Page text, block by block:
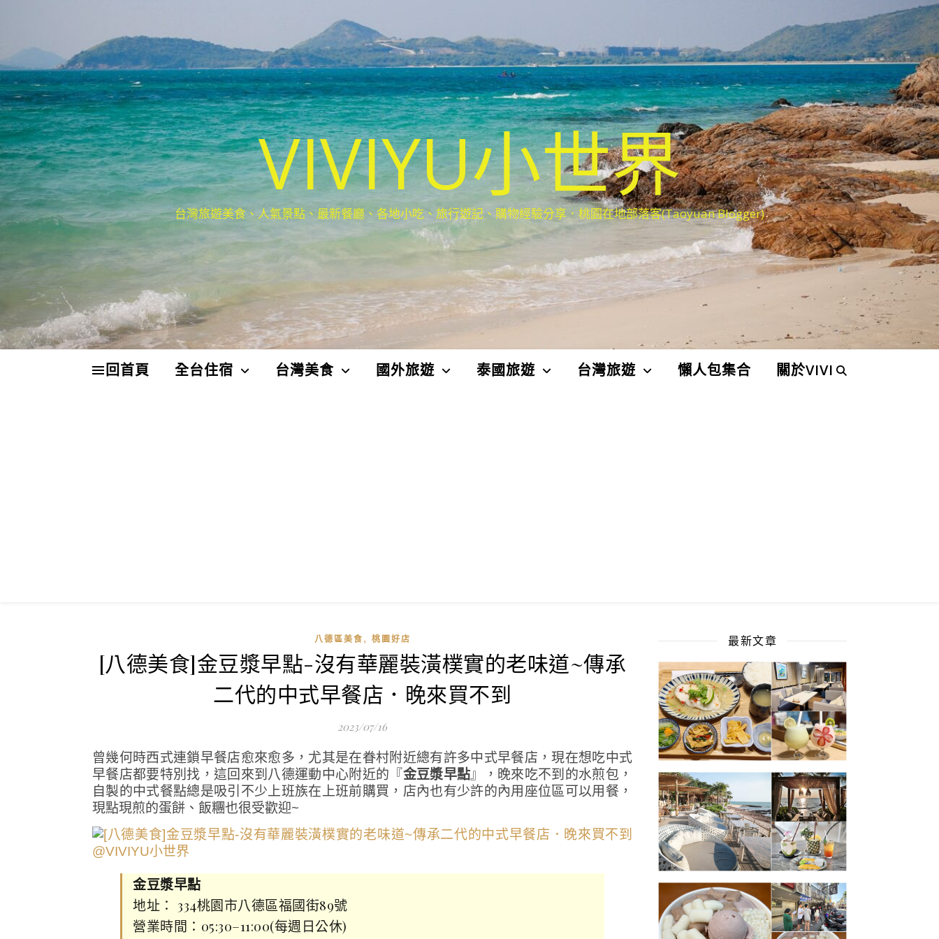
VIVIYU小世界
台灣旅遊美食、人氣景點、最新餐廳、各地小吃、旅行遊記、購物經驗分享．桃園在地部落客(Taoyuan Blogger)
回首頁 全台住宿 台灣美食 國外旅遊 泰國旅遊 台灣旅遊 懶人包集合 關於VIVI
八德區美食 , 桃園好店
[八德美食]金豆漿早點-沒有華麗裝潢樸實的老味道~傳承
二代的中式早餐店．晚來買不到
2023/07/16
曾幾何時西式連鎖早餐店愈來愈多，尤其是在眷村附近總有許多中式早餐店，現在想吃中式
早餐店都要特別找，這回來到八德運動中心附近的『金豆漿早點』，晚來吃不到的水煎包，
自製的中式餐點總是吸引不少上班族在上班前購買，店內也有少許的內用座位區可以用餐，
現點現煎的蛋餅、飯糰也很受歡迎~
金豆漿早點
地址： 334桃園市八德區福國街89號
營業時間：05:30–11:00(每週日公休)
最新文章